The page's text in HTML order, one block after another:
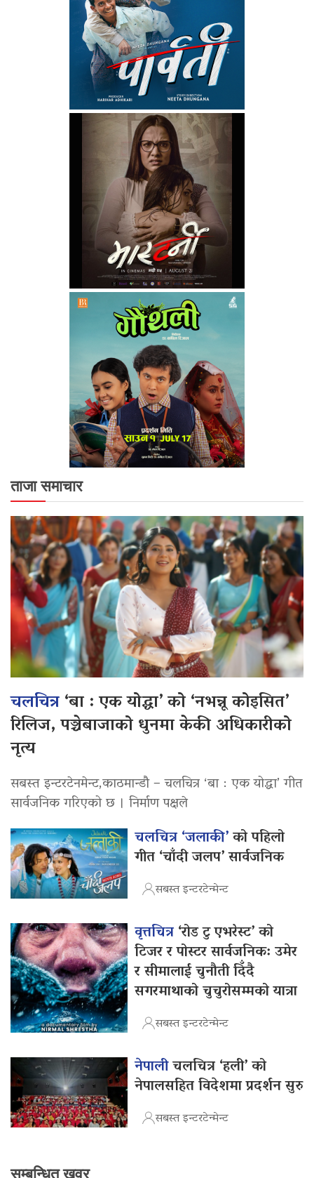
ताजा समाचार
चलचित्र‘बा : एक योद्धा’ को ‘नभन्नू कोइसित’
रिलिज, पञ्चेबाजाको धुनमा केकी अधिकारीको
नृत्य
सबस्त इन्टरटेनमेन्ट,काठमान्डौ – चलचित्र ‘बा : एक योद्धा’ गीत
सार्वजनिक गरिएको छ । निर्माण पक्षले
चलचित्र ‘जलाकी’को पहिलो
गीत ‘चाँदी जलप’ सार्वजनिक
सबस्त इन्टरटेन्मेन्ट
वृत्तचित्र‘रोड टु एभरेस्ट’ को
टिजर र पोस्टर सार्वजनिक: उमेर
र सीमालाई चुनौती दिँदै
सगरमाथाको चुचुरोसम्मको यात्रा
सबस्त इन्टरटेन्मेन्ट
नेपालीचलचित्र ‘हली’ को
नेपालसहित विदेशमा प्रदर्शन सुरु
सबस्त इन्टरटेन्मेन्ट
सम्बन्धित खवर